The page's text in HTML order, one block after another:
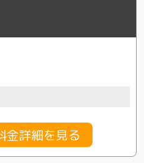
金詳細を見る